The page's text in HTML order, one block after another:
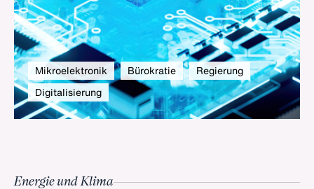
Mikroelektronik Bürokratie
Regierung
Digitalisierung
Energie und Klima